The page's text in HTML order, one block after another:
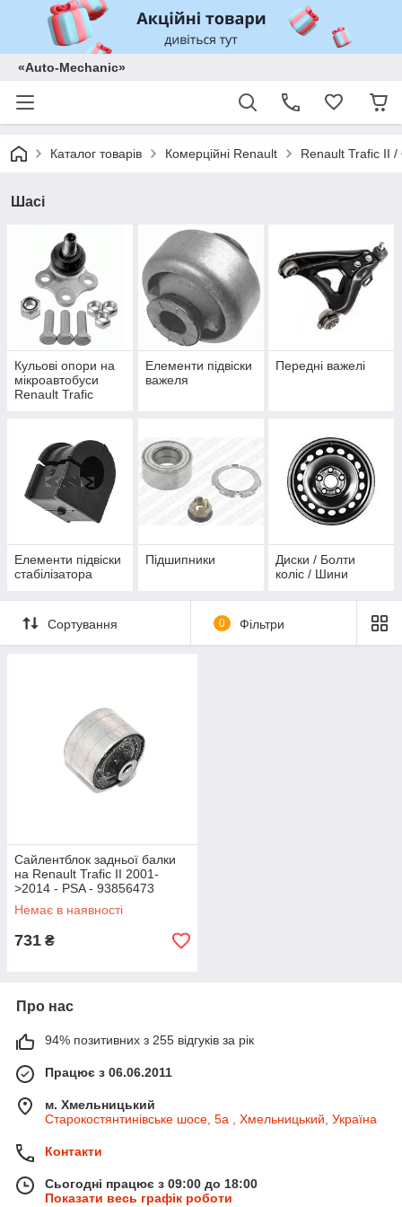
«Auto-Mechanic»
Каталог товарів Комерційні Renault Renault Trafic II
Шасі
Кульові опори на
мікроавтобуси
Renault Trafic
(Опель Віваро)
Елементи підвіски
важеля
Передні важелі
Елементи підвіски
стабілізатора
Підшипники
Диски / Болти
коліс / Шини
Сортування 0 Фільтри
Сайлентблок задньої балки
на Renault Trafic II 2001-
>2014 - PSA - 93856473
Немає в наявності
731 ₴
Про нас
94% позитивних з 255 відгуків за рік
Працює з 06.06.2011
м. Хмельницький
Старокостянтинівське шосе, 5а , Хмельницький, Україна
Контакти
Сьогодні працює з 09:00 до 18:00
Показати весь графік роботи